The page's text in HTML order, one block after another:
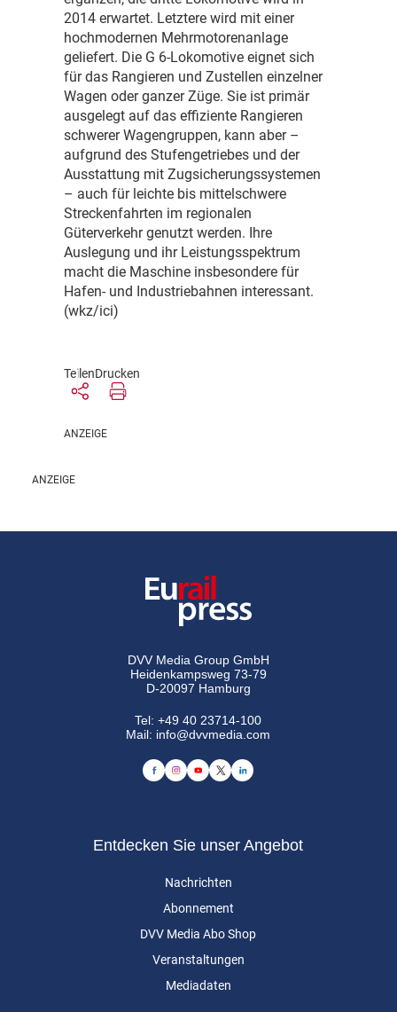
2014 erwartet. Letztere wird mit einer
hochmodernen Mehrmotorenanlage
geliefert. Die G 6-Lokomotive eignet sich
für das Rangieren und Zustellen einzelner
Wagen oder ganzer Züge. Sie ist primär
ausgelegt auf das effiziente Rangieren
schwerer Wagengruppen, kann aber –
aufgrund des Stufengetriebes und der
Ausstattung mit Zugsicherungssystemen
– auch für leichte bis mittelschwere
Streckenfahrten im regionalen
Güterverkehr genutzt werden. Ihre
Auslegung und ihr Leistungsspektrum
macht die Maschine insbesondere für
Hafen- und Industriebahnen interessant.
(wkz/ici)
TeilenDrucken
DVV Media Group GmbH
Heidenkampsweg 73-79
D-20097 Hamburg
Tel:+49 40 23714-100
Mail: info@dvvmedia.com
Entdecken Sie unser Angebot
Nachrichten
Abonnement
DVV Media Abo Shop
Veranstaltungen
Mediadaten